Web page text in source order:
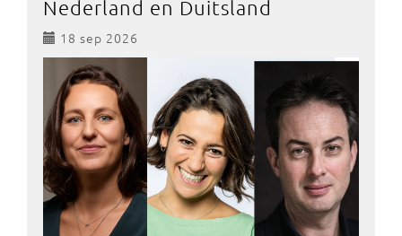
Nederland en Duitsland
18 sep 2026